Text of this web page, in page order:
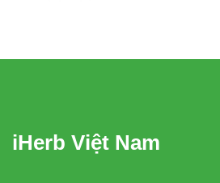
iHerb Việt Nam